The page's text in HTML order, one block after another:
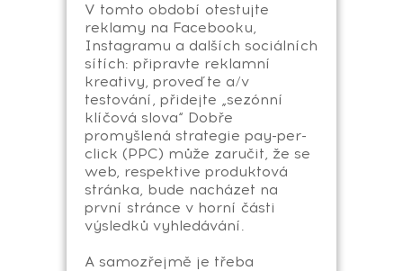
V tomto období otestujte
reklamy na Facebooku,
Instagramu a dalších sociálních
sítích: připravte reklamní
kreativy, proveďte a/v
testování, přidejte „sezónní
klíčová slova“ Dobře
promyšlená strategie pay-per-
click (PPC) může zaručit, že se
web, respektive produktová
stránka, bude nacházet na
první stránce v horní části
výsledků vyhledávání.
A samozřejmě je třeba